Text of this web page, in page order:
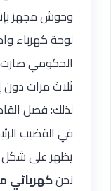
وحوش مجهز
لوحة كهرباء
الحكومي
ثلاث مرات دون
لذلك: فصل
في القضيب
يظهر على شكل
نحنكهربائي